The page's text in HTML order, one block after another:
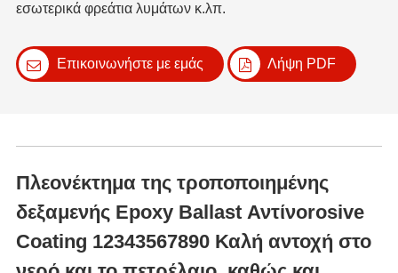
εσωτερικά φρεάτια λυμάτων κ.λπ.
Επικοινωνήστε με εμάς Λήψη PDF
Πλεονέκτημα της τροποποιημένης
δεξαμενής Epoxy Ballast Αντίνοrosive
Coating 12343567890 Καλή αντοχή στο